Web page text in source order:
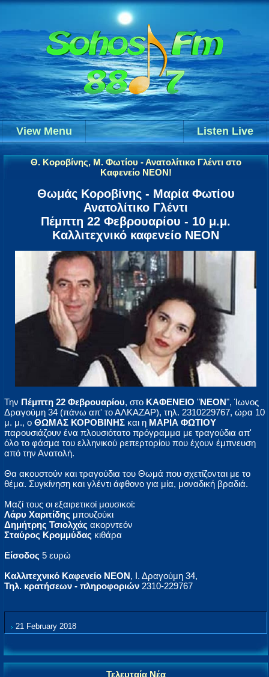
Listen Live
View Menu
Θ. Κοροβίνης, Μ. Φωτίου - Ανατολίτικο Γλέντι στο
Καφενείο ΝΕΟΝ!
Θωμάς Κοροβίνης - Μαρία Φωτίου
Ανατολίτικο Γλέντι
Πέμπτη 22 Φεβρουαρίου - 10 μ.μ.
Καλλιτεχνικό καφενείο ΝΕΟΝ
Την Πέμπτη 22 Φεβρουαρίου, στο ΚΑΦΕΝΕΙΟ "ΝΕΟΝ", Ίωνος
Δραγούμη 34 (πάνω απ' το ΑΛΚΑΖΑΡ), τηλ. 2310229767, ώρα 10
μ. μ., ο ΘΩΜΑΣ ΚΟΡΟΒΙΝΗΣ και η ΜΑΡΙΑ ΦΩΤΙΟΥ
παρουσιάζουν ένα πλουσιότατο πρόγραμμα με τραγούδια απ'
όλο το φάσμα του ελληνικού ρεπερτορίου που έχουν έμπνευση
από την Ανατολή.
Θα ακουστούν και τραγούδια του Θωμά που σχετίζονται με το
θέμα. Συγκίνηση και γλέντι άφθονο για μία, μοναδική βραδιά.
Μαζί τους οι εξαιρετικοί μουσικοί:
Λάρυ Χαριτίδης μπουζούκι
Δημήτρης Τσιολχάς ακορντεόν
Σταύρος Κρομμύδας κιθάρα
Είσοδος 5 ευρώ
Καλλιτεχνικό Καφενείο ΝΕΟΝ, Ι. Δραγούμη 34,
Τηλ. κρατήσεων - πληροφοριών 2310-229767
21 February 2018
Τελευταία Νέα